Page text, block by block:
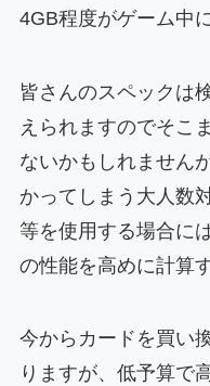
4GB程度がゲーム中
皆さんのスペックは
えられますのでそこ
ないかもしれません
かってしまう大人数
等を使用する場合に
の性能を高めに計算
今からカードを買い
りますが、低予算で